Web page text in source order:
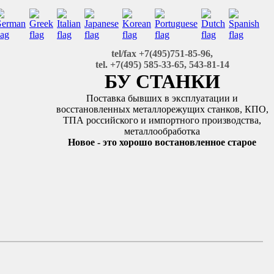
tel/fax +7(495)751-85-96,
tel. +7(495) 585-33-65, 543-81-14
БУ СТАНКИ
Поставка бывших в эксплуатации и
восстановленных металлорежущих станков, КПО,
ТПА российского и импортного производства,
металлообработка
Новое - это хорошо востановленное старое